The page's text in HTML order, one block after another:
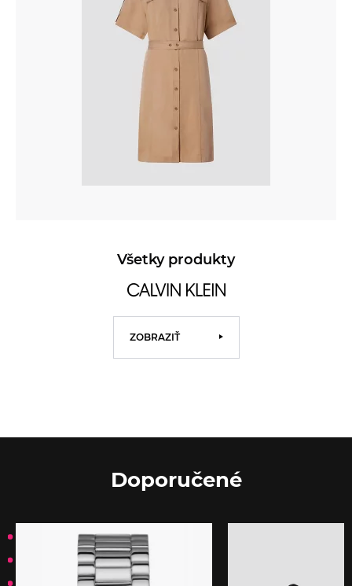
Všetky produkty
ZOBRAZIŤ
Doporučené